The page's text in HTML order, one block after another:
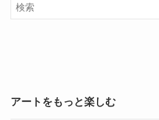
アートをもっと楽しむ